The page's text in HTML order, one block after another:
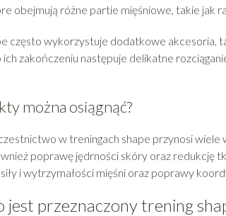
obejmują różne partie mięśniowe, takie jak
często wykorzystuje dodatkowe akcesoria,
ich zakończeniu następuje delikatne
można osiągnąć?
w treningach shape przynosi
poprawę jędrności skóry oraz redukcję
i wytrzymałości mięśni oraz poprawy
jest przeznaczony trening